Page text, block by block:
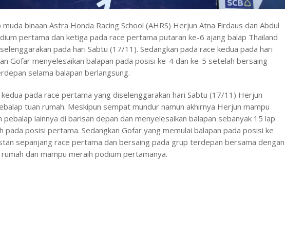
binaan Astra Honda Racing School (AHRS) Herjun Atna Firdaus dan Abdul
pertama dan ketiga pada race pertama putaran ke-6 ajang balap Thailand
pada hari Sabtu (17/11). Sedangkan pada race kedua pada hari
Gofar menyelesaikan balapan pada posisi ke-4 dan ke-5 setelah bersaing
selama balapan berlangsung.
pada race pertama yang diselenggarakan hari Sabtu (17/11) Herjun
tuan rumah. Meskipun sempat mundur namun akhirnya Herjun mampu
lainnya di barisan depan dan menyelesaikan balapan sebanyak 15 lap
pada posisi pertama. Sedangkan Gofar yang memulai balapan pada posisi ke
sepanjang race pertama dan bersaing pada grup terdepan bersama dengan
dan mampu meraih podium pertamanya.